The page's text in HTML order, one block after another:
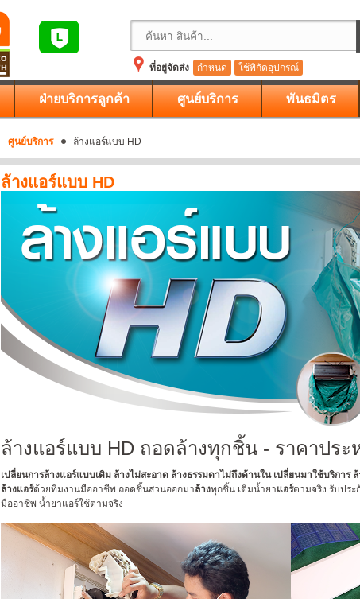
ที่อยู่จัดส่ง
กำหนด ใช้พิกัดอุปกรณ์
ฝ่ายบริการลูกค้า ศูนย์บริการ พันธมิตร
ศูนย์บริการ ล้างแอร์แบบ HD
ล้างแอร์แบบ HD
ล้างแอร์แบบ HD ถอดล้างทุกชิ้น - ราคาประ
เปลี่ยนการล้างแอร์แบบเดิม ล้างไม่สะอาด ล้างธรรมดาไม่ถึงด้านใน เปลี่ยนมาใช้บริการ
ล้างแอร์ด้วยทีมงานมืออาชีพ ถอดชิ้นส่วนออกมาล้างทุกชิ้น เติมน้ำยาแอร์ตามจริง รับปร
มืออาชีพน้ำยาแอร์ใช้ตามจริง